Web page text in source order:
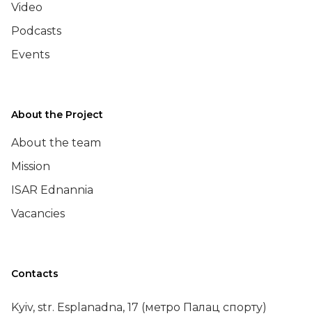
Video
Podcasts
Events
About the Project
About the team
Mission
ISAR Ednannia
Vacancies
Contacts
Kyiv, str. Esplanadna, 17 (метро Палац спорту)